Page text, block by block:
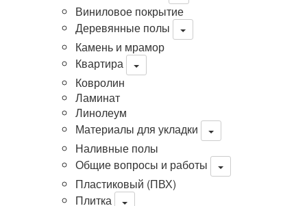
Виниловое покрытие
Деревянные полы
Камень и мрамор
Квартира
Ковролин
Ламинат
Линолеум
Материалы для укладки
Наливные полы
Общие вопросы и работы
Пластиковый (ПВХ)
Плитка